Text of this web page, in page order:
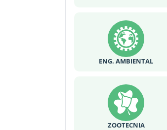
ENG. AMBIENTAL
ZOOTECNIA